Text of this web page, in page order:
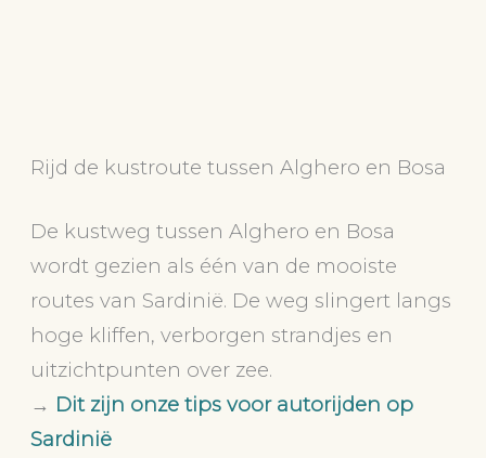
Rijd de kustroute tussen Alghero en Bosa
De kustweg tussen Alghero en Bosa
wordt gezien als één van de mooiste
routes van Sardinië. De weg slingert langs
hoge kliffen, verborgen strandjes en
uitzichtpunten over zee.
→ Dit zijn onze tips voor autorijden op
Sardinië